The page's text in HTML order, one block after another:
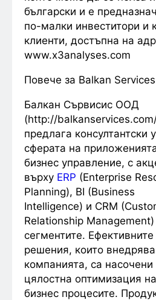
български и е
по-малки инвеститори и
клиенти, достъпна на
www.x3analyses.com
Повече за Balkan Services
Балкан Сървисис ООД
(http://
предлага консултантски
сферата на
бизнес управление, с
върху ERP (Enterprise
Planning), BI (Business
Intelligence) и CRM
Relationship Management)
сегментите. Ефективните
решения, които внедрява
компанията, са
цялостна оптимизация на
бизнес процесите.